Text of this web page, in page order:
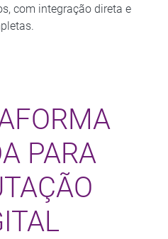
com integração direta e
PARA